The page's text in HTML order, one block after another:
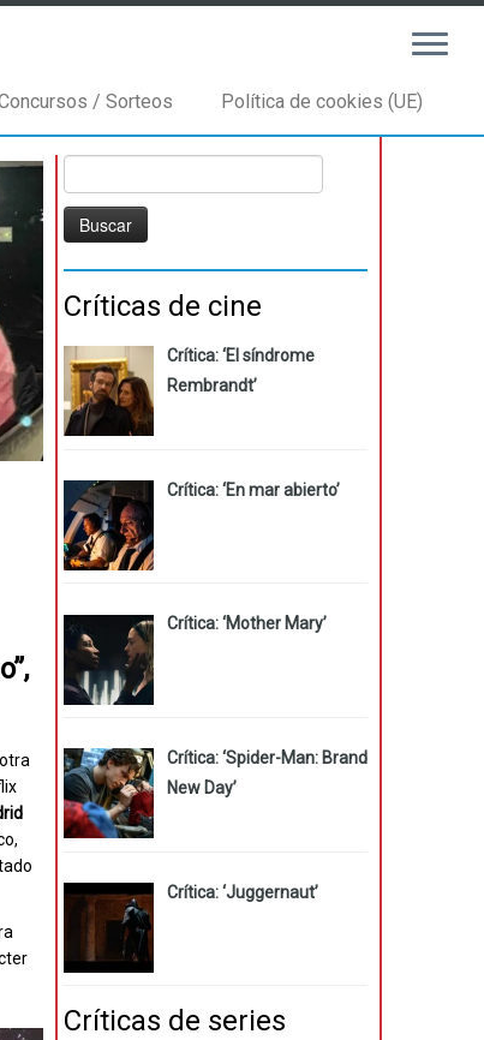
/ Sorteos Política de cookies (UE)
Críticas de cine
Crítica: ‘El síndrome
Rembrandt’
Crítica: ‘En mar abierto’
Crítica: ‘Mother Mary’
Crítica: ‘Spider-Man: Brand
New Day’
Crítica: ‘Juggernaut’
Críticas de series